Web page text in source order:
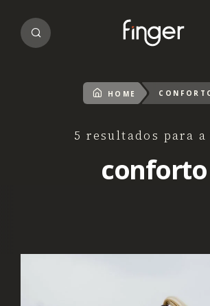
HOME
5 resultados para a
conforto